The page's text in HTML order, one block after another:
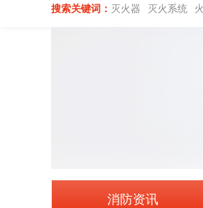
搜索关键词： 灭火器 灭火系统
消防资讯